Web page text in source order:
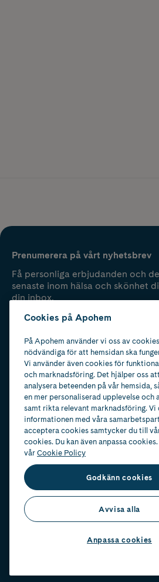
Prenumerera på vårt nyhetsbrev
Få personliga erbjudanden och
senaste inom hälsa och skönhet
din inbox.
Cookies på Apohem
På Apohem använder vi oss av
nödvändiga för att hemsidan ska
Vi använder även cookies för
och marknadsföring. Det hjälper oss
analysera beteenden på vår hemsida,
en mer personaliserad upplevelse och
samt rikta relevant marknadsföring. Vi
informationen med våra
acceptera cookies samtycker du till
cookies. Du kan även anpassa
vårCookie Policy
Godkänn cookies
Avvisa alla
Anpassa cookies